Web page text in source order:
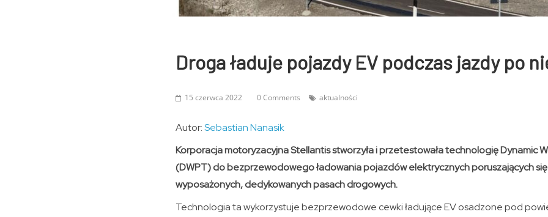
Droga ładuje pojazdy EV podczas jazdy po
15 czerwca 2022 0 Comments aktualności
Autor:Sebastian Nanasik
Korporacja motoryzacyjna Stellantis stworzyła i przetestowała technologię Dynamic
(DWPT) do bezprzewodowego ładowania pojazdów elektrycznych poruszających
wyposażonych, dedykowanych pasach drogowych.
Technologia ta wykorzystuje bezprzewodowe cewki ładujące EV osadzone pod